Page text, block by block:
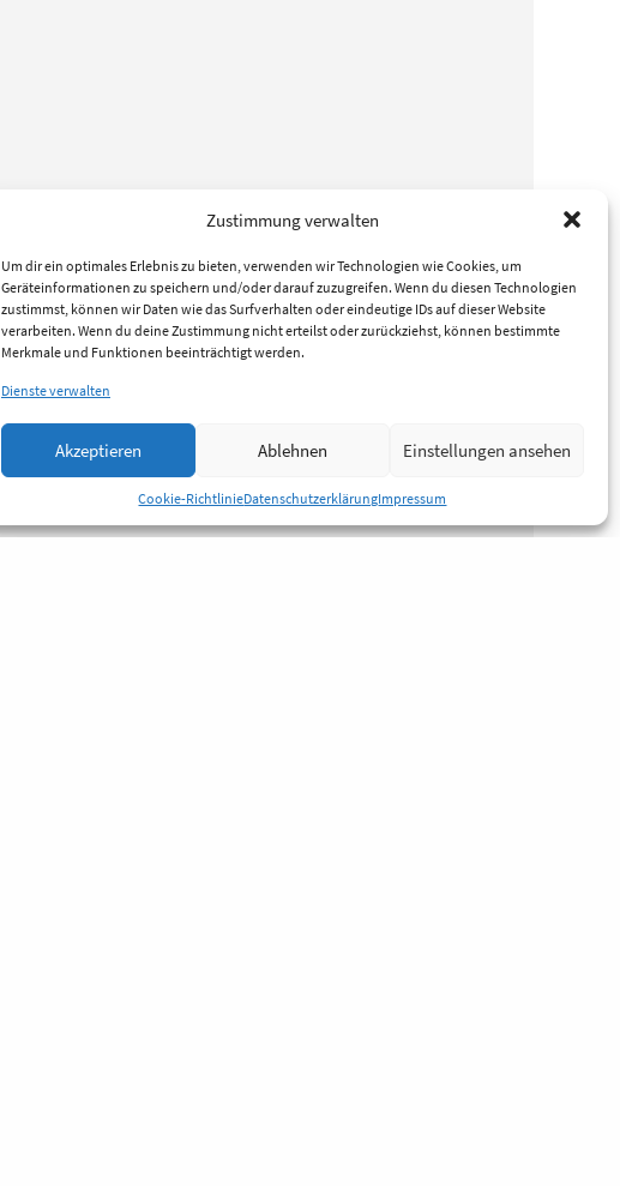
Zustimmung verwalten
Um dir ein optimales Erlebnis zu bieten, verwenden wir Technologien wie Cookies, um
Geräteinformationen zu speichern und/oder darauf zuzugreifen. Wenn du diesen Technologien
zustimmst, können wir Daten wie das Surfverhalten oder eindeutige IDs auf dieser Website
verarbeiten. Wenn du deine Zustimmung nicht erteilst oder zurückziehst, können bestimmte
Merkmale und Funktionen beeinträchtigt werden.
Dienste verwalten
Akzeptieren Ablehnen Einstellungen ansehen
Cookie-RichtlinieDatenschutzerklärungImpressum